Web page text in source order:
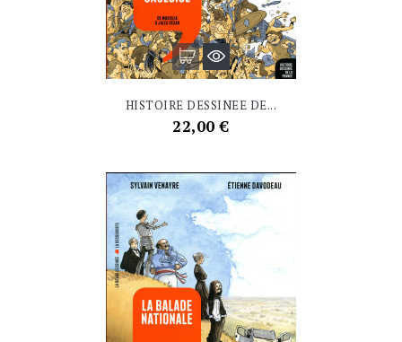
HISTOIRE DESSINEE DE...
Prix
22,00 €